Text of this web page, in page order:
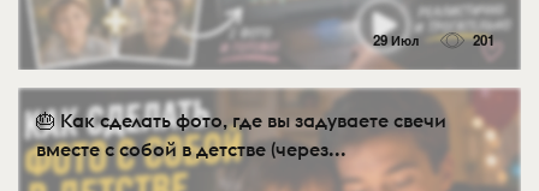
29 Июл 201
🎂 Как сделать фото, где вы задуваете свечи
вместе с собой в детстве (через...